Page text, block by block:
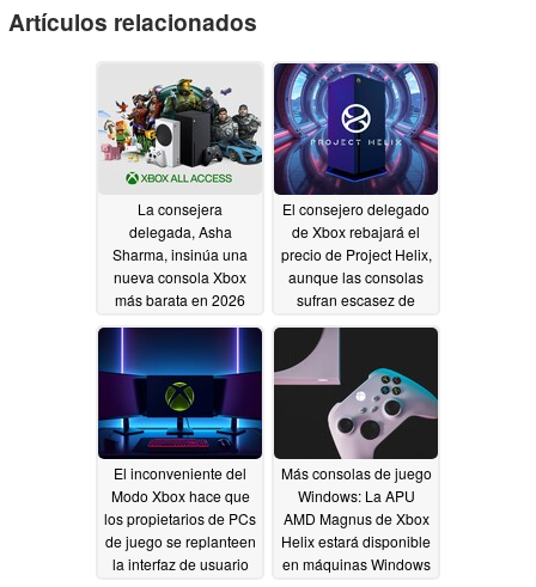
Artículos relacionados
La consejera
delegada, Asha
Sharma, insinúa una
nueva consola Xbox
más barata en 2026
para hacer frente a la
subida de precios
06/10/2026
El consejero delegado
de Xbox rebajará el
precio de Project Helix,
aunque las consolas
sufran escasez de
memoria06/06/2026
El inconveniente del
Modo Xbox hace que
los propietarios de PCs
de juego se replanteen
la interfaz de usuario
Más consolas de juego
Windows: La APU
AMD Magnus de Xbox
Helix estará disponible
en máquinas Windows